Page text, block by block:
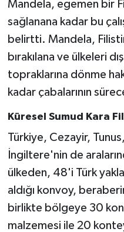
Mandela, egemen bir
sağlanana kadar bu
belirtti. Mandela,
bırakılana ve ülkeleri
topraklarına dönme
kadar çabalarının
Küresel Sumud Kara
Türkiye, Cezayir,
İngiltere'nin de
ülkeden, 48'i Türk
aldığı konvoy,
birlikte bölgeye 30
malzemesi ile 20